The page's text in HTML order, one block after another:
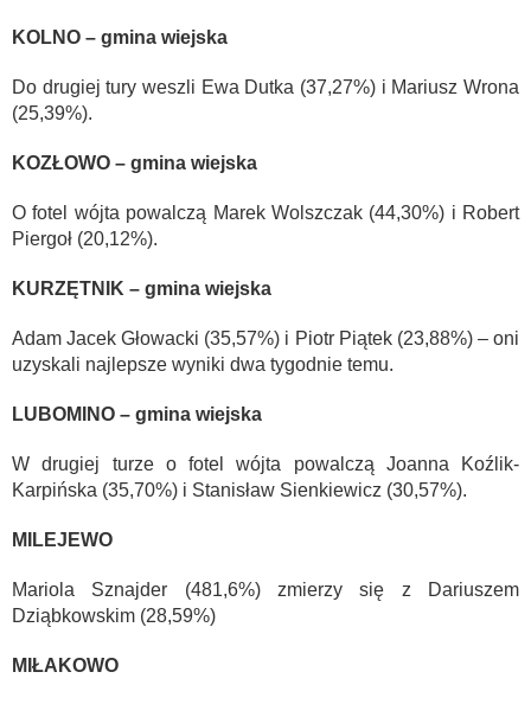
KOLNO – gmina wiejska
Do drugiej tury weszli Ewa Dutka (37,27%) i Mariusz Wrona
(25,39%).
KOZŁOWO – gmina wiejska
O fotel wójta powalczą Marek Wolszczak (44,30%) i Robert
Piergoł (20,12%).
KURZĘTNIK – gmina wiejska
Adam Jacek Głowacki (35,57%) i Piotr Piątek (23,88%) – oni
uzyskali najlepsze wyniki dwa tygodnie temu.
LUBOMINO – gmina wiejska
W drugiej turze o fotel wójta powalczą Joanna Koźlik-
Karpińska (35,70%) i Stanisław Sienkiewicz (30,57%).
MILEJEWO
Mariola Sznajder (481,6%) zmierzy się z Dariuszem
Dziąbkowskim (28,59%)
MIŁAKOWO